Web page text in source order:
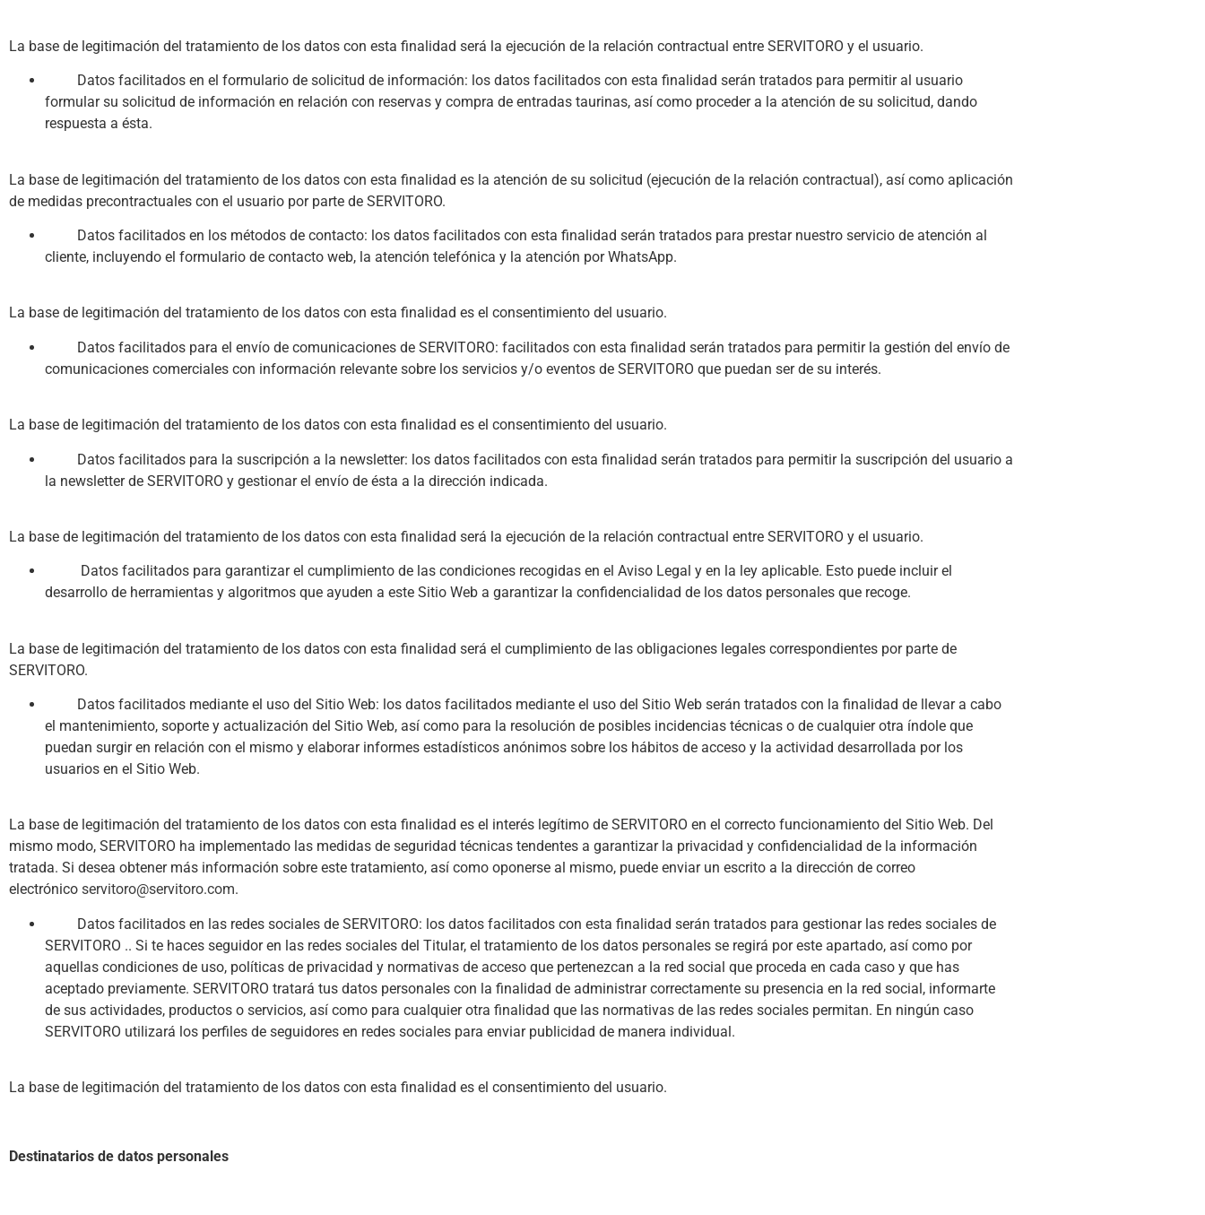
La base de legitimación del tratamiento de los datos con esta finalidad será la ejecución de la relación contractual entre SERVITORO y el usuario.
Datos facilitados en el formulario de solicitud de información: los datos facilitados con esta finalidad serán tratados para permitir al usuario
formular su solicitud de información en relación con reservas y compra de entradas taurinas, así como proceder a la atención de su solicitud, dando
respuesta a ésta.
La base de legitimación del tratamiento de los datos con esta finalidad es la atención de su solicitud (ejecución de la relación contractual), así como aplicación
de medidas precontractuales con el usuario por parte de SERVITORO.
Datos facilitados en los métodos de contacto: los datos facilitados con esta finalidad serán tratados para prestar nuestro servicio de atención al
cliente, incluyendo el formulario de contacto web, la atención telefónica y la atención por WhatsApp.
La base de legitimación del tratamiento de los datos con esta finalidad es el consentimiento del usuario.
Datos facilitados para el envío de comunicaciones de SERVITORO: facilitados con esta finalidad serán tratados para permitir la gestión del envío de
comunicaciones comerciales con información relevante sobre los servicios y/o eventos de SERVITORO que puedan ser de su interés.
La base de legitimación del tratamiento de los datos con esta finalidad es el consentimiento del usuario.
Datos facilitados para la suscripción a la newsletter: los datos facilitados con esta finalidad serán tratados para permitir la suscripción del usuario a
la newsletter de SERVITORO y gestionar el envío de ésta a la dirección indicada.
La base de legitimación del tratamiento de los datos con esta finalidad será la ejecución de la relación contractual entre SERVITORO y el usuario.
Datos facilitados para garantizar el cumplimiento de las condiciones recogidas en el Aviso Legal y en la ley aplicable. Esto puede incluir el
desarrollo de herramientas y algoritmos que ayuden a este Sitio Web a garantizar la confidencialidad de los datos personales que recoge.
La base de legitimación del tratamiento de los datos con esta finalidad será el cumplimiento de las obligaciones legales correspondientes por parte de
SERVITORO.
Datos facilitados mediante el uso del Sitio Web: los datos facilitados mediante el uso del Sitio Web serán tratados con la finalidad de llevar a cabo
el mantenimiento, soporte y actualización del Sitio Web, así como para la resolución de posibles incidencias técnicas o de cualquier otra índole que
puedan surgir en relación con el mismo y elaborar informes estadísticos anónimos sobre los hábitos de acceso y la actividad desarrollada por los
usuarios en el Sitio Web.
La base de legitimación del tratamiento de los datos con esta finalidad es el interés legítimo de SERVITORO en el correcto funcionamiento del Sitio Web. Del
mismo modo, SERVITORO ha implementado las medidas de seguridad técnicas tendentes a garantizar la privacidad y confidencialidad de la información
tratada. Si desea obtener más información sobre este tratamiento, así como oponerse al mismo, puede enviar un escrito a la dirección de correo
electrónico servitoro@servitoro.com.
Datos facilitados en las redes sociales de SERVITORO: los datos facilitados con esta finalidad serán tratados para gestionar las redes sociales de
SERVITORO .. Si te haces seguidor en las redes sociales del Titular, el tratamiento de los datos personales se regirá por este apartado, así como por
aquellas condiciones de uso, políticas de privacidad y normativas de acceso que pertenezcan a la red social que proceda en cada caso y que has
aceptado previamente. SERVITORO tratará tus datos personales con la finalidad de administrar correctamente su presencia en la red social, informarte
de sus actividades, productos o servicios, así como para cualquier otra finalidad que las normativas de las redes sociales permitan. En ningún caso
SERVITORO utilizará los perfiles de seguidores en redes sociales para enviar publicidad de manera individual.
La base de legitimación del tratamiento de los datos con esta finalidad es el consentimiento del usuario.
Destinatarios de datos personales